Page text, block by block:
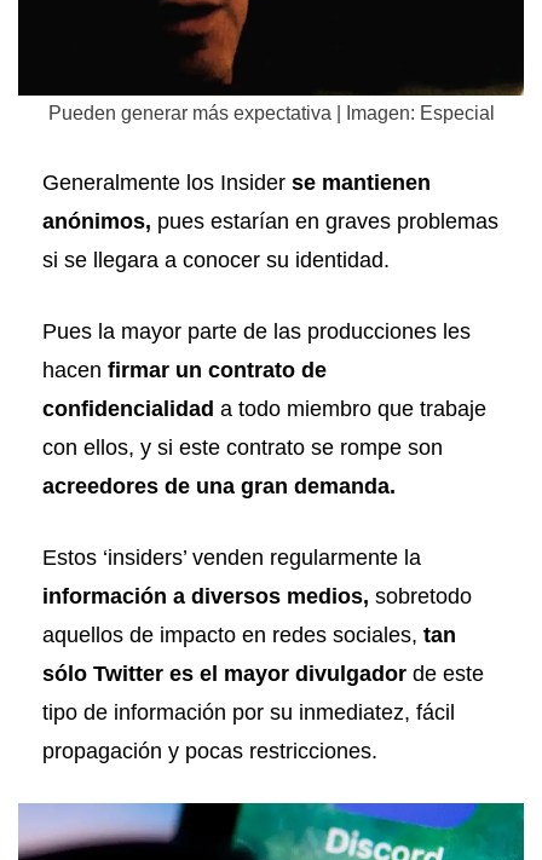
Pueden generar más expectativa | Imagen: Especial
Generalmente los Insider se mantienen
anónimos, pues estarían en graves problemas
si se llegara a conocer su identidad.
Pues la mayor parte de las producciones les
hacen firmar un contrato de
confidencialidad a todo miembro que trabaje
con ellos, y si este contrato se rompe son
acreedores de una gran demanda.
Estos ‘insiders’ venden regularmente la
información a diversos medios, sobretodo
aquellos de impacto en redes sociales, tan
sólo Twitter es el mayor divulgador de este
tipo de información por su inmediatez, fácil
propagación y pocas restricciones.